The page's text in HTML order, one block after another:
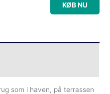
KØB NU
som i haven, på terrassen